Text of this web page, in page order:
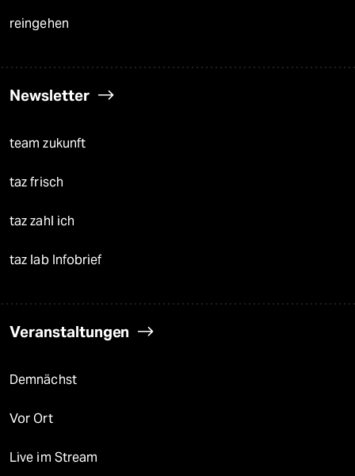
reingehen
Newsletter
team zukunft
taz frisch
taz zahl ich
taz lab Infobrief
Veranstaltungen
Demnächst
Vor Ort
Live im Stream